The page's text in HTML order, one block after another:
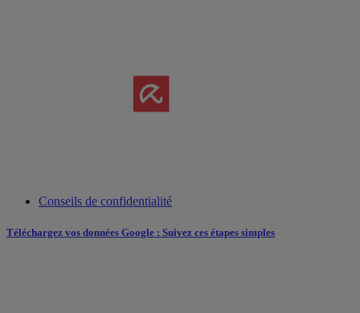
Conseils de confidentialité
Téléchargez vos données Google : Suivez ces étapes simples